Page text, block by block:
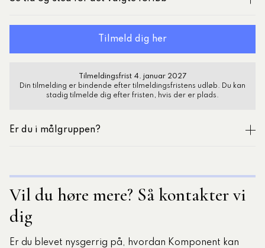
Tilmeldingsfrist 4. januar 2027
Din tilmelding er bindende efter tilmeldingsfristens udløb. Du kan
stadig tilmelde dig efter fristen, hvis der er plads.
Er du i målgruppen?
Vil du høre mere? Så kontakter vi
dig
Er du blevet nysgerrig på, hvordan Komponent kan